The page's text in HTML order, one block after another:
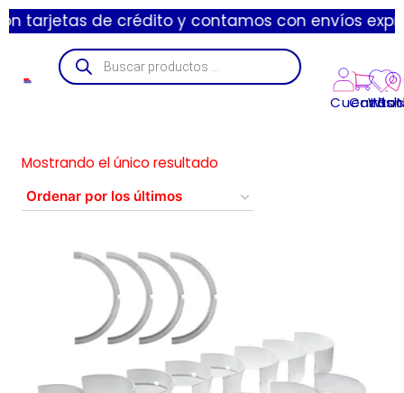
de crédito y contamos con envíos
Cuenta
Carrito
Mostrando el único resultado